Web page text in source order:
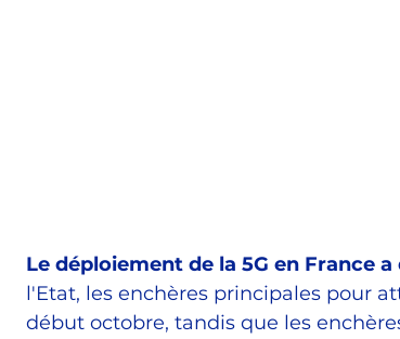
Le déploiement de la 5G en France
l'Etat, les enchères principales pour
début octobre, tandis que les